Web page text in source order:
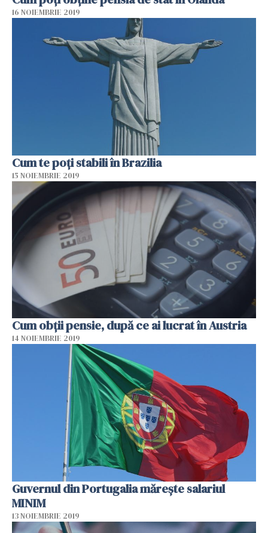
16 NOIEMBRIE 2019
Cum te poți stabili în Brazilia
15 NOIEMBRIE 2019
Cum obții pensie, după ce ai lucrat în Austria
14 NOIEMBRIE 2019
Guvernul din Portugalia mărește salariul
MINIM
13 NOIEMBRIE 2019